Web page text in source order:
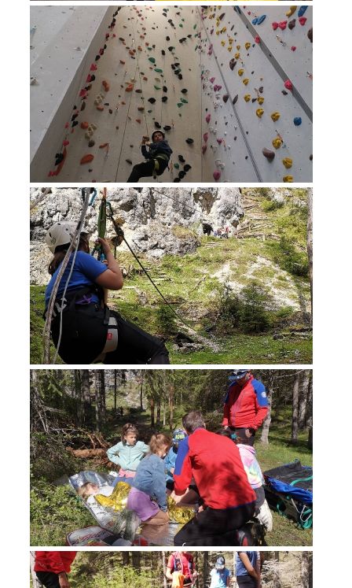
Richiesta di soccorso
Interventi